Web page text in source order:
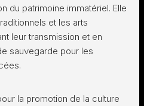
du patrimoine immatériel. Elle
et les arts
leur transmission et en
sauvegarde pour les
la promotion de la culture